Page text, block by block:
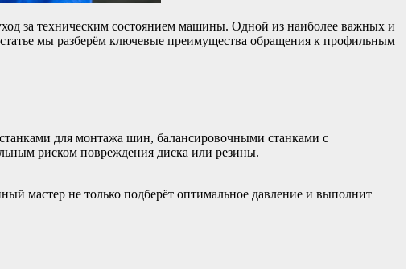
за техническим состоянием машины. Одной из наиболее важных и
мы разберём ключевые преимущества обращения к профильным
для монтажа шин, балансировочными станками с
риском повреждения диска или резины.
мастер не только подберёт оптимальное давление и выполнит